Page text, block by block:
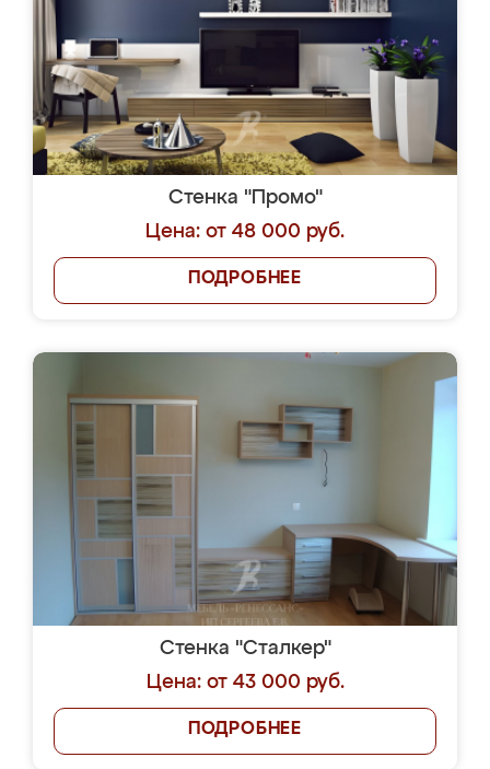
Стенка "Промо"
Цена: от 48 000 руб.
ПОДРОБНЕЕ
Стенка "Сталкер"
Цена: от 43 000 руб.
ПОДРОБНЕЕ